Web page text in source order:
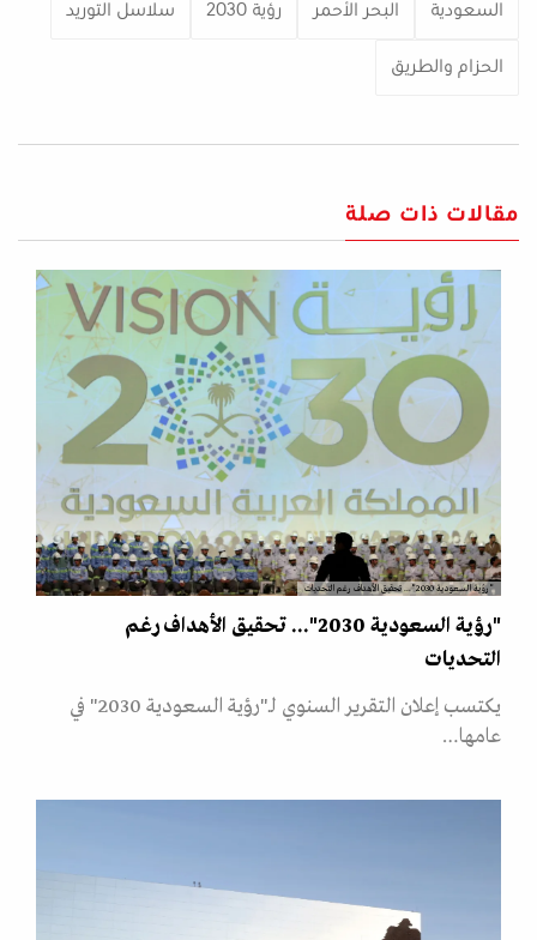
السعودية البحر الأحمر رؤية 2030 سلاسل التوريد
الحزام والطريق
مقالات ذات صلة
"رؤية السعودية 2030"... تحقيق الأهداف رغم التحديات
"رؤية السعودية 2030"... تحقيق الأهداف رغم
التحديات
يكتسب إعلان التقرير السنوي لـ"رؤية السعودية 2030" في
عامها…